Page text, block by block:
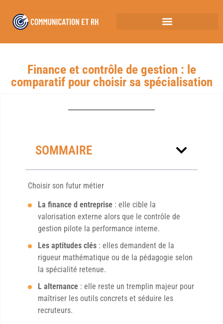
Finance et contrôle de gestion : le
comparatif pour choisir sa spécialisation
SOMMAIRE
Choisir son futur métier
La finance d entreprise : elle cible la
valorisation externe alors que le contrôle de
gestion pilote la performance interne.
Les aptitudes clés : elles demandent de la
rigueur mathématique ou de la pédagogie selon
la spécialité retenue.
L alternance : elle reste un tremplin majeur pour
maîtriser les outils concrets et séduire les
recruteurs.